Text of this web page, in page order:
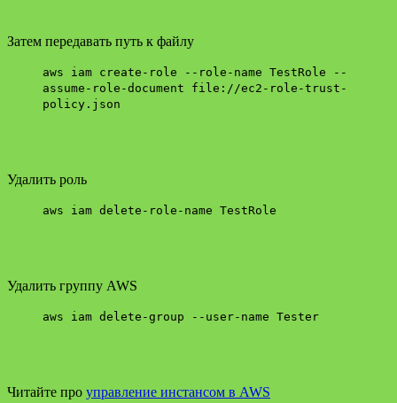
Затем передавать путь к файлу
aws iam create-role --role-name TestRole --
assume-role-document file://ec2-role-trust-
policy.json
Удалить роль
aws iam delete-role-name TestRole
Удалить группу AWS
aws iam delete-group --user-name Tester
Читайте про управление инстансом в AWS